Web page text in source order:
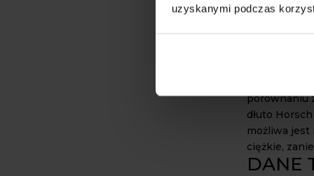
uzyskanymi podczas
ścieranie.
Stosując
porównaniu
dłuto
możliwa
ciężkie,
DANE